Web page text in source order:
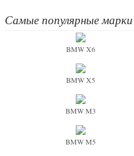
Самые популярные марки
BMW X6
BMW X5
BMW M3
BMW M5